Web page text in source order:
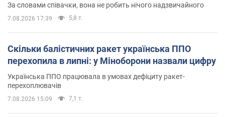
За словами співачки, вона не робить нічого надзвичайного
7.08.2026 17:39 5,8 т.
Скільки балістичних ракет українська ППО
перехопила в липні: у Міноборони назвали цифру
Українська ППО працювала в умовах дефіциту ракет-
перехоплювачів
7.08.2026 15:09 7,1 т.